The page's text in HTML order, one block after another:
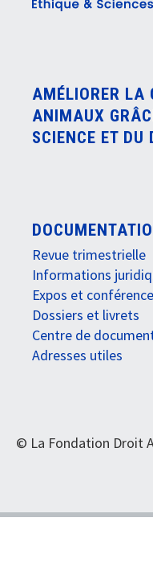
AMÉLIORER LA
ANIMAUX
SCIENCE ET DU
Revue trimestrielle
Informations
Expos et
Dossiers et livrets
Centre de
Adresses utiles
© La Fondation Droit